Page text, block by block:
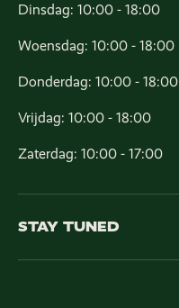
Dinsdag: 10:00 - 18:00
Woensdag: 10:00 - 18:00
Donderdag: 10:00 - 18:00
Vrijdag: 10:00 - 18:00
Zaterdag: 10:00 - 17:00
STAY TUNED